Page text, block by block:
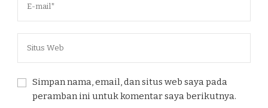
Simpan nama, email, dan situs web saya pada
peramban ini untuk komentar saya berikutnya.